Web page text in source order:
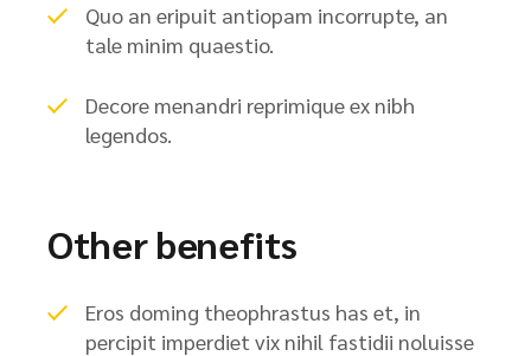
Quo an eripuit antiopam incorrupte, an
tale minim quaestio.
Decore menandri reprimique ex nibh
legendos.
Other benefits
Eros doming theophrastus has et, in
percipit imperdiet vix nihil fastidii noluisse